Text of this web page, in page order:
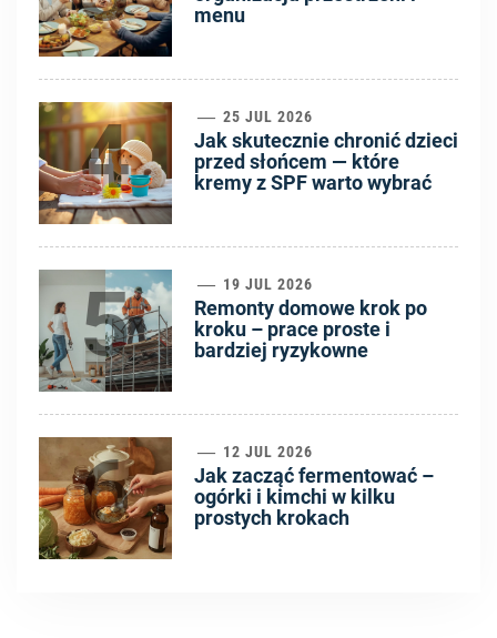
menu
4 25 JUL 2026
Jak skutecznie chronić dzieci
przed słońcem — które
kremy z SPF warto wybrać
5 19 JUL 2026
Remonty domowe krok po
kroku – prace proste i
bardziej ryzykowne
6 12 JUL 2026
Jak zacząć fermentować –
ogórki i kimchi w kilku
prostych krokach